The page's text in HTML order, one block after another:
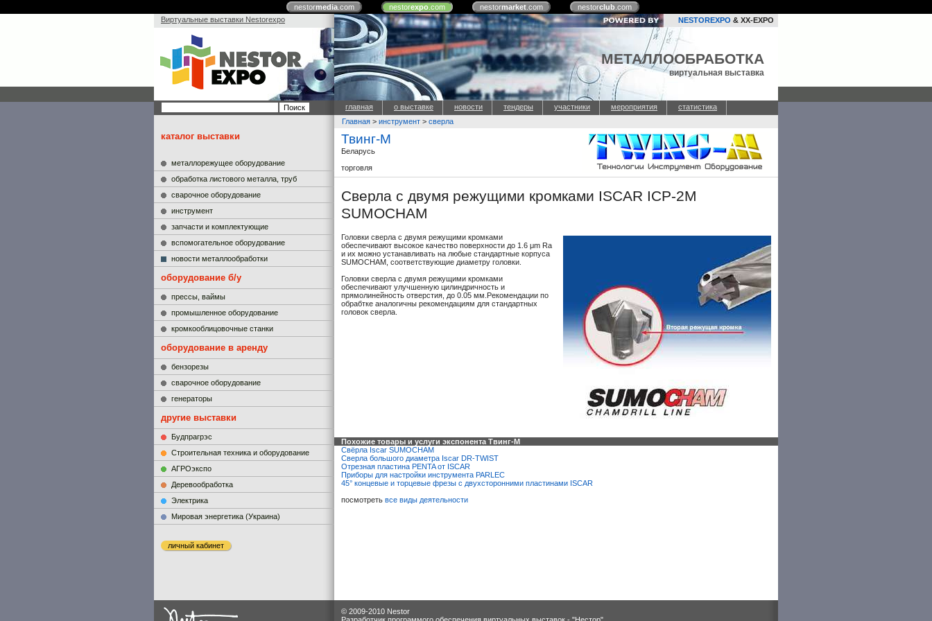
nestormedia.com nestorexpo.com nestormarket.com nestorclub.com
Виртуальные выставки Nestorexpo
NESTOREXPO & XX-EXPO
МЕТАЛЛООБРАБОТКА
виртуальная выставка
главная о выставке новости тендеры участники мероприятия статистика
каталог выставки
металлорежущее оборудование
обработка листового металла, труб
сварочное оборудование
инструмент
запчасти и комплектующие
вспомогательное оборудование
новости металлообработки
оборудование б/у
прессы, ваймы
промышленное оборудование
кромкооблицовочные станки
оборудование в аренду
бензорезы
сварочное оборудование
генераторы
другие выставки
Будпрагрэс
Строительная техника и оборудование
АГРОэкспо
Деревообработка
Электрика
Мировая энергетика (Украина)
личный кабинет
Главная > инструмент > сверла
Твинг-М
Беларусь
торговля
Сверла с двумя режущими кромками ISCAR ICP-2M
SUMOCHAM
Головки сверла с двумя режущими кромками
обеспечивают высокое качество поверхности до 1.6 μm Ra
и их можно устанавливать на любые стандартные корпуса
SUMOCHAM, соответствующие диаметру головки.
Головки сверла с двумя режущими кромками
обеспечивают улучшенную цилиндричность и
прямолинейность отверстия, до 0.05 мм.Рекомендации по
обрабтке аналогичны рекомендациям для стандартных
головок сверла.
Похожие товары и услуги экспонента Твинг-М
Свёрла Iscar SUMOCHAM
Сверла большого диаметра Iscar DR-TWIST
Отрезная пластина PENTA от ISCAR
Приборы для настройки инструмента PARLEC
45° концевые и торцевые фрезы с двухсторонними пластинами ISCAR
посмотреть все виды деятельности
© 2009-2010 Nestor